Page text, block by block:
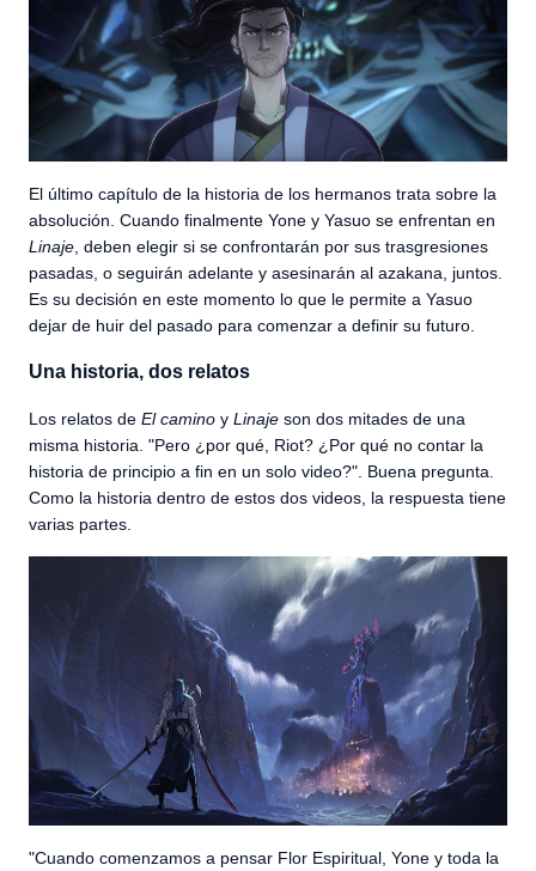
El último capítulo de la historia de los hermanos trata sobre la
absolución. Cuando finalmente Yone y Yasuo se enfrentan en
Linaje , deben elegir si se confrontarán por sus trasgresiones
pasadas, o seguirán adelante y asesinarán al azakana, juntos.
Es su decisión en este momento lo que le permite a Yasuo
dejar de huir del pasado para comenzar a definir su futuro.
Una historia, dos relatos
Los relatos de El camino y Linaje son dos mitades de una
misma historia. "Pero ¿por qué, Riot? ¿Por qué no contar la
historia de principio a fin en un solo video?". Buena pregunta.
Como la historia dentro de estos dos videos, la respuesta tiene
varias partes.
"Cuando comenzamos a pensar Flor Espiritual, Yone y toda la